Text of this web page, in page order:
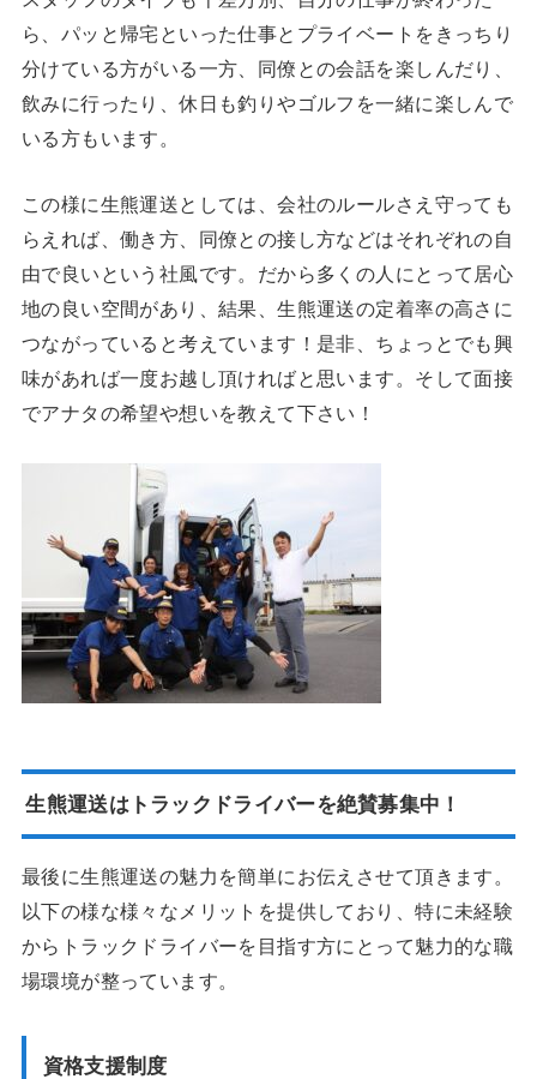
ら、パッと帰宅といった仕事とプライベートをきっちり
分けている方がいる一方、同僚との会話を楽しんだり、
飲みに行ったり、休日も釣りやゴルフを一緒に楽しんで
いる方もいます。
この様に生熊運送としては、会社のルールさえ守っても
らえれば、働き方、同僚との接し方などはそれぞれの自
由で良いという社風です。だから多くの人にとって居心
地の良い空間があり、結果、生熊運送の定着率の高さに
つながっていると考えています！是非、ちょっとでも興
味があれば一度お越し頂ければと思います。そして面接
でアナタの希望や想いを教えて下さい！
生熊運送はトラックドライバーを絶賛募集中！
最後に生熊運送の魅力を簡単にお伝えさせて頂きます。
以下の様な様々なメリットを提供しており、特に未経験
からトラックドライバーを目指す方にとって魅力的な職
場環境が整っています。
資格支援制度